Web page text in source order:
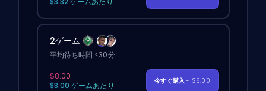
2ゲーム
平均待ち時間 <30分
$8.00
$3.00 ゲームあたり
今すぐ購入- $6.00